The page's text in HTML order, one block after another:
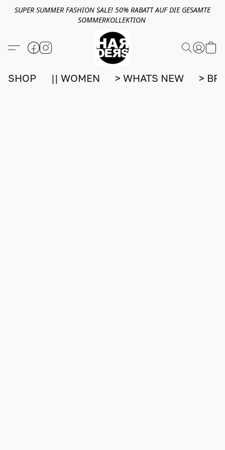
SUPER SUMMER FASHION SALE! 50% RABATT AUF DIE GESAMTE
SOMMERKOLLEKTION
SHOP || WOMEN > WHATS NEW >